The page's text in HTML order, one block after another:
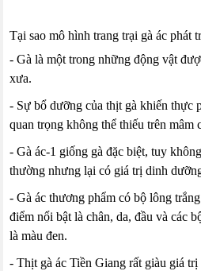
Tại sao mô hình trang trại gà ác phát
- Gà là một trong những động vật
xưa.
- Sự bổ dưỡng của thịt gà khiến thực
quan trọng không thể thiếu trên mâm
- Gà ác-1 giống gà đặc biệt, tuy
thường nhưng lại có giá trị dinh
- Gà ác thương phẩm có bộ lông
điểm nổi bật là chân, da, đầu và các
là màu đen.
- Thịt gà ác Tiền Giang rất giàu giá